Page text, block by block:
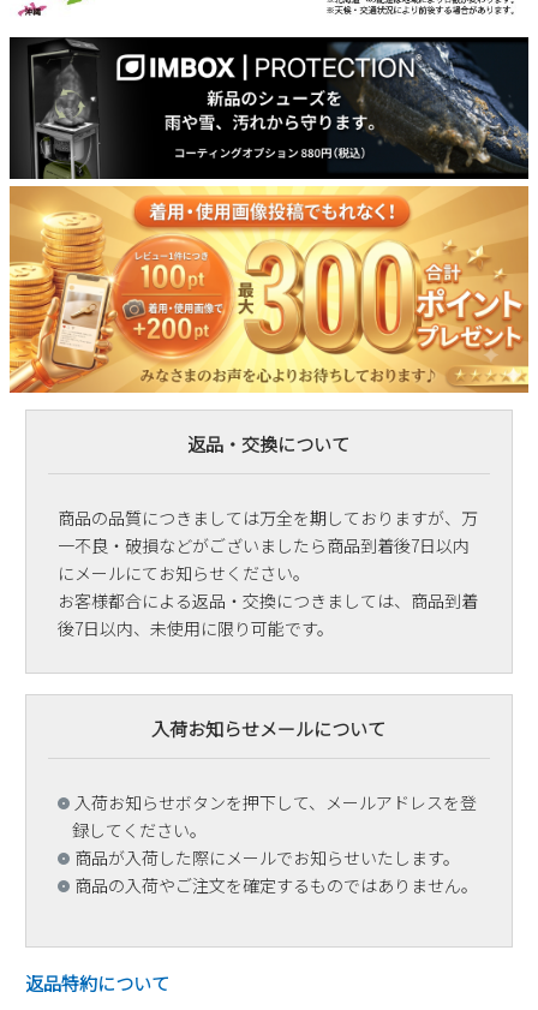
返品・交換について
商品の品質につきましては万全を期しておりますが、万
一不良・破損などがございましたら商品到着後7日以内
にメールにてお知らせください。
お客様都合による返品・交換につきましては、商品到着
後7日以内、未使用に限り可能です。
入荷お知らせメールについて
入荷お知らせボタンを押下して、メールアドレスを登
録してください。
商品が入荷した際にメールでお知らせいたします。
商品の入荷やご注文を確定するものではありません。
返品特約について